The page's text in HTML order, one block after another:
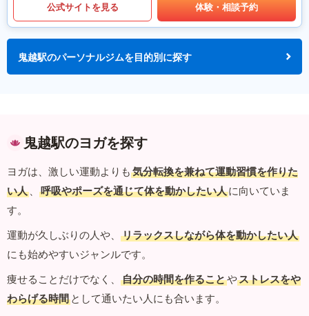
公式サイトを見る 体験・相談予約
鬼越駅のパーソナルジムを目的別に探す
鬼越駅のヨガを探す
ヨガは、激しい運動よりも 気分転換を兼ねて運動習慣を作りた
い人 、 呼吸やポーズを通じて体を動かしたい人に向いていま
す。
運動が久しぶりの人や、
リラックスしながら体を動かしたい人
にも始めやすいジャンルです。
痩せることだけでなく、
自分の時間を作ることやストレスをや
わらげる時間 として通いたい人にも合います。